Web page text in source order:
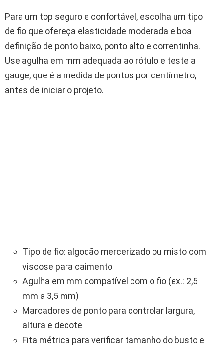
Para um top seguro e confortável, escolha um tipo
de fio que ofereça elasticidade moderada e boa
definição de ponto baixo, ponto alto e correntinha.
Use agulha em mm adequada ao rótulo e teste a
gauge, que é a medida de pontos por centímetro,
antes de iniciar o projeto.
Tipo de fio: algodão mercerizado ou misto com
viscose para caimento
Agulha em mm compatível com o fio (ex.: 2,5
mm a 3,5 mm)
Marcadores de ponto para controlar largura,
altura e decote
Fita métrica para verificar tamanho do busto e